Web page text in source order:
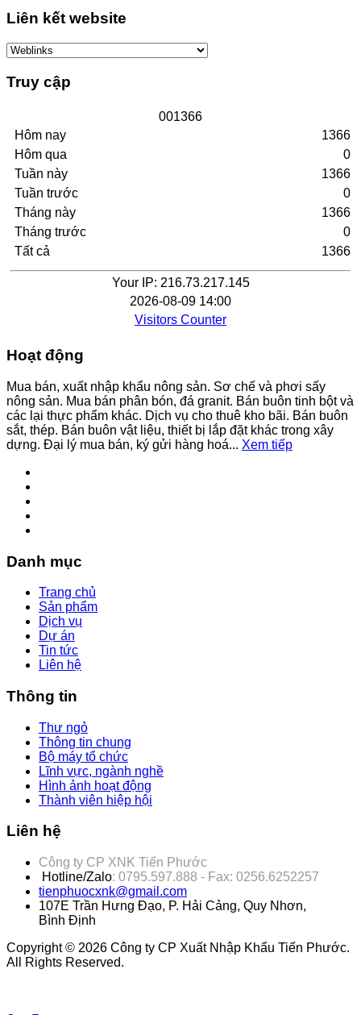
Liên kết website
Truy cập
001366
Hôm nay
Hôm qua
Tuần này
Tuần trước
Tháng này
Tháng trước
Tất cả
1366
0
1366
0
1366
0
1366
Your IP: 216.73.217.145
2026-08-09 14:00
Visitors Counter
Hoạt động
Mua bán, xuất nhập khẩu nông sản. Sơ chế và phơi sấy
nông sản. Mua bán phân bón, đá granit. Bán buôn tinh bột và
các lại thực phẩm khác. Dịch vụ cho thuê kho bãi. Bán buôn
sắt, thép. Bán buôn vật liệu, thiết bị lắp đặt khác trong xây
dựng. Đại lý mua bán, ký gửi hàng hoá... Xem tiếp
Danh mục
Trang chủ
Sản phẩm
Dịch vụ
Dự án
Tin tức
Liên hệ
Thông tin
Thư ngỏ
Thông tin chung
Bộ máy tổ chức
Lĩnh vực, ngành nghề
Hình ảnh hoạt động
Thành viên hiệp hội
Liên hệ
Công ty CP XNK Tiến Phước
Hotline/Zalo: 0795.597.888 - Fax: 0256.6252257
tienphuocxnk@gmail.com
107E Trần Hưng Đạo, P. Hải Cảng, Quy Nhơn,
Bình Định
Copyright © 2026 Công ty CP Xuất Nhập Khẩu Tiến Phước.
All Rights Reserved.